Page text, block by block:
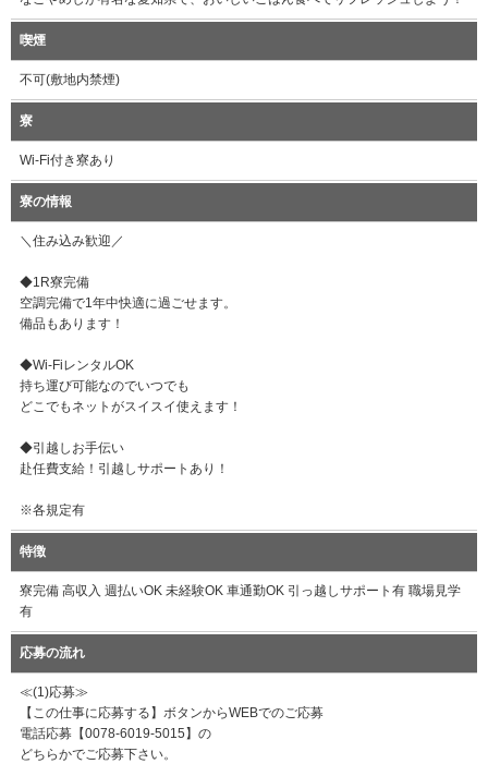
喫煙
不可(敷地内禁煙)
寮
Wi-Fi付き寮あり
寮の情報
＼住み込み歓迎／
◆1R寮完備
空調完備で1年中快適に過ごせます。
備品もあります！
◆Wi-FiレンタルOK
持ち運び可能なのでいつでも
どこでもネットがスイスイ使えます！
◆引越しお手伝い
赴任費支給！引越しサポートあり！
※各規定有
特徴
寮完備 高収入 週払いOK 未経験OK 車通勤OK 引っ越しサポート有 職場見学
有
応募の流れ
≪(1)応募≫
【この仕事に応募する】ボタンからWEBでのご応募
電話応募【0078-6019-5015】の
どちらかでご応募下さい。